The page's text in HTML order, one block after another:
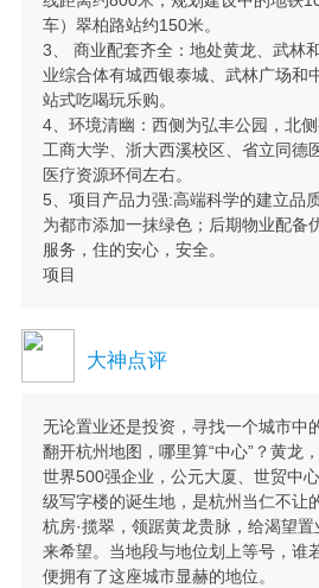
车）翠柏路站约150米。
3、 商业配套齐全：地处黄龙、武林
业综合体有城西银泰城、武林广场和
站式吃喝玩乐购。
4、环境清幽：西侧为弘丰公园，北
工商大学、浙大西溪校区、省立同德
医疗资源环伺左右。
5、项目产品力强:高端科学的建立品
为都市添加一抹绿色；后期物业配备
服务，住的安心，安全。
项目
大神点评
无论置业还是投资，寻找一个城市中
翻开杭州地图，哪里算“中心”？黄龙
世界500强企业，公元大厦、世贸中
级写字楼的诞生地，是杭州当仁不让
杭房·揽翠，领踞黄龙贵脉，给渴望
来希望。当地段与地位划上等号，谁
便拥有了这座城市显赫的地位。